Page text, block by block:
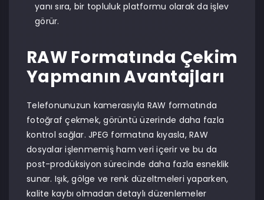
yanı sıra, bir topluluk platformu olarak da işlev
görür.
RAW Formatında Çekim
Yapmanın Avantajları
Telefonunuzun kamerasıyla RAW formatında
fotoğraf çekmek, görüntü üzerinde daha fazla
kontrol sağlar. JPEG formatına kıyasla, RAW
dosyalar işlenmemiş ham veri içerir ve bu da
post-prodüksiyon sürecinde daha fazla esneklik
sunar. Işık, gölge ve renk düzeltmeleri yaparken,
kalite kaybı olmadan detaylı düzenlemeler